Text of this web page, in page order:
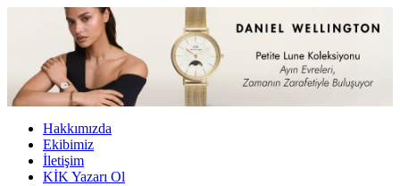
Hakkımızda
Ekibimiz
İletişim
KİK Yazarı Ol